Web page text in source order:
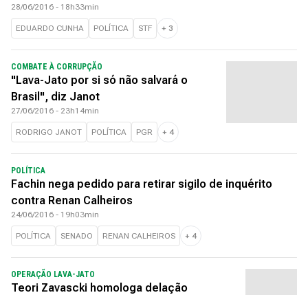
28/06/2016 - 18h33min
EDUARDO CUNHA POLÍTICA STF + 3
COMBATE À CORRUPÇÃO
"Lava-Jato por si só não salvará o
Brasil", diz Janot
27/06/2016 - 23h14min
RODRIGO JANOT POLÍTICA PGR + 4
POLÍTICA
Fachin nega pedido para retirar sigilo de inquérito
contra Renan Calheiros
24/06/2016 - 19h03min
POLÍTICA SENADO RENAN CALHEIROS + 4
OPERAÇÃO LAVA-JATO
Teori Zavascki homologa delação